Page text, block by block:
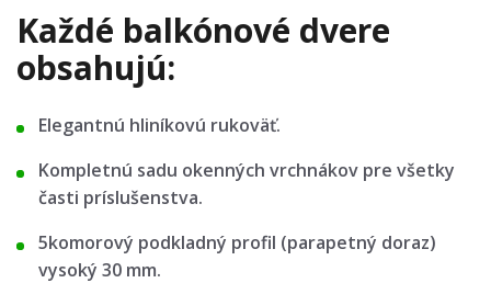
Každé balkónové dvere
obsahujú:
Elegantnú hliníkovú rukoväť.
Kompletnú sadu okenných vrchnákov pre všetky
časti príslušenstva.
5komorový podkladný profil (parapetný doraz)
vysoký 30 mm.